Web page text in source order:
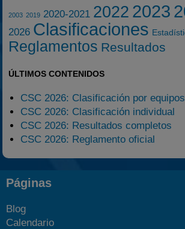
2003 2019 2020-2021 2022 2023
2026 Clasificaciones
Reglamentos Resultados
ÚLTIMOS CONTENIDOS
CSC 2026: Clasificación por equipos
CSC 2026: Clasificación individual
CSC 2026: Resultados completos
CSC 2026: Reglamento oficial
Páginas
Blog
Calendario